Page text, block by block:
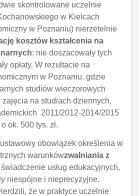
skontrolowane uczelnie
w Kielcach
w Poznaniu) nierzetelnie
kosztów kształcenia na
: nie doszacowały tych
opłaty. W rezultacie na
w Poznaniu, gdzie
studiów wieczorowych
na studiach dziennych,
2011/2012-2014/2015
ok. 500 tys. zł.
ustawowy obowiązek określenia w
warunkówzwalniania z
usług edukacyjnych,
niespójne i nieprecyzyjne.
że w praktyce uczelnie